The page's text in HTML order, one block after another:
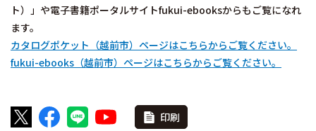
ト）」や電子書籍ポータルサイトfukui-ebooksからもご覧になれ
ます。
カタログポケット（越前市）ページはこちらからご覧ください。
fukui-ebooks（越前市）ページはこちらからご覧ください。
印刷